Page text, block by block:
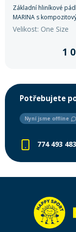
Základní hliníkové
MARINA s
listem.
Velikost: One Size
1
Potřebujete
Nyní jsme offline
774 493 483